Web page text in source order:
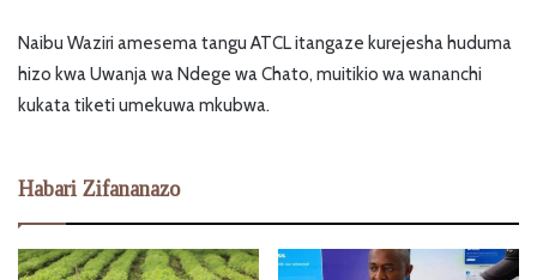
Naibu Waziri amesema tangu ATCL itangaze kurejesha huduma
hizo kwa Uwanja wa Ndege wa Chato, muitikio wa wananchi
kukata tiketi umekuwa mkubwa.
Habari Zifananazo